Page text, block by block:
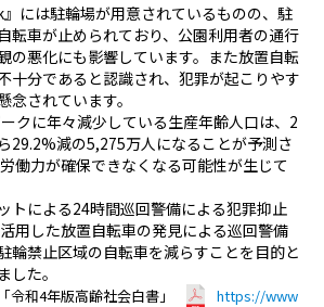
には駐輪場が用意されているものの、駐
転車が止められており、公園利用者の通行
の悪化にも影響しています。また放置自転
十分であると認識され、犯罪が起こりやす
念されています。
クに年々減少している生産年齢人口は、2
29.2%減の5,275万人になることが予測さ
働力が確保できなくなる可能性が生じて
トによる24時間巡回警備による犯罪抑止
用した放置自転車の発見による巡回警備
輪禁止区域の自転車を減らすことを目的と
した。
和4年版高齢社会白書」
https://www